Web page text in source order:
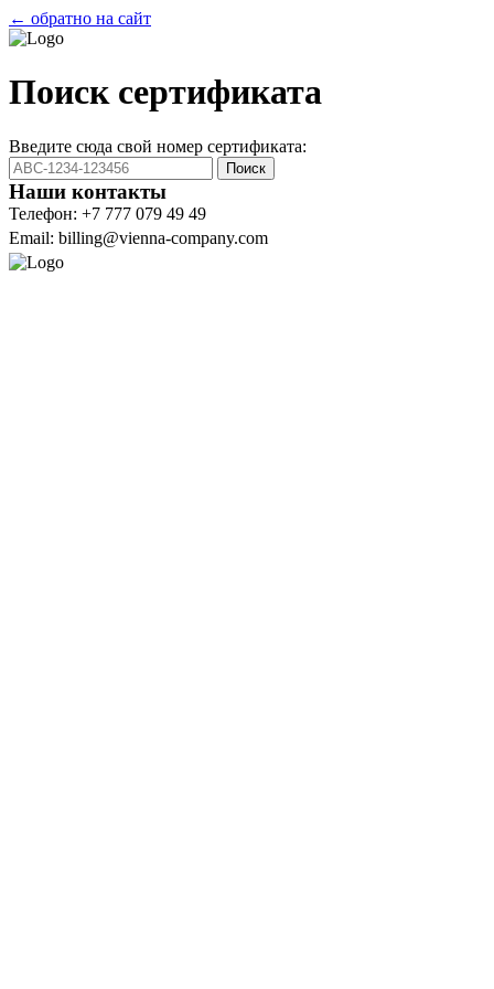
← обратно на сайт
Поиск сертификата
Введите сюда свой номер сертификата:
Поиск
Наши контакты
Телефон: +7 777 079 49 49
Email: billing@vienna-company.com